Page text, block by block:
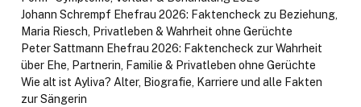
Johann Schrempf Ehefrau 2026: Faktencheck zu Beziehung,
Maria Riesch, Privatleben & Wahrheit ohne Gerüchte
Peter Sattmann Ehefrau 2026: Faktencheck zur Wahrheit
über Ehe, Partnerin, Familie & Privatleben ohne Gerüchte
Wie alt ist Ayliva? Alter, Biografie, Karriere und alle Fakten
zur Sängerin